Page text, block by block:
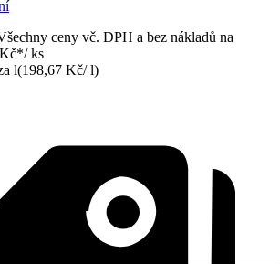
ceny vč. DPH a bez nákladů na
*/ ks
l(198,67 Kč/ l)